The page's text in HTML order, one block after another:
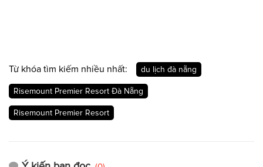
Từ khóa tìm kiếm nhiều nhất: du lịch đà nẵng
Risemount Premier Resort Đà Nẵng
Risemount Premier Resort